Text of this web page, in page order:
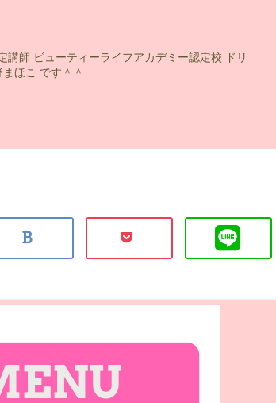
講師 ビューティーライフアカデミー認定校 ドリ
ほこ です＾＾